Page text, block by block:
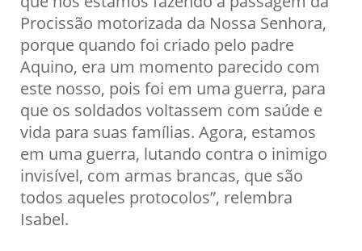
Procissão motorizada da Nossa Senhora,
porque quando foi criado pelo padre
Aquino, era um momento parecido com
este nosso, pois foi em uma guerra, para
que os soldados voltassem com saúde e
vida para suas famílias. Agora, estamos
em uma guerra, lutando contra o inimigo
invisível, com armas brancas, que são
todos aqueles protocolos”, relembra
Isabel.